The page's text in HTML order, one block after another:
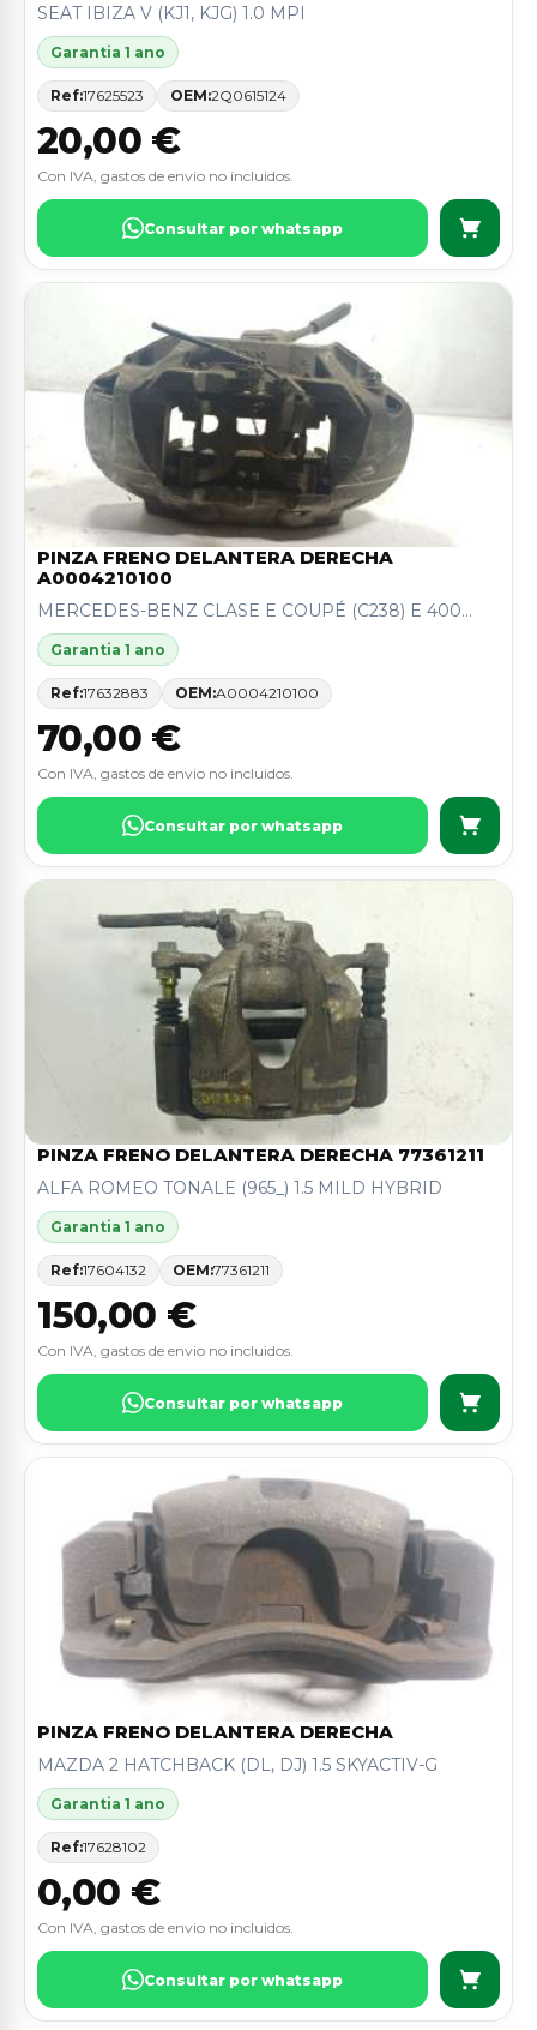
SEAT IBIZA V (KJ1, KJG) 1.0 MPI
Garantia 1 ano
Ref:17625523 OEM:2Q0615124
20,00 €
Con IVA, gastos de envio no incluidos.
Consultar por whatsapp
PINZA FRENO DELANTERA DERECHA
A0004210100
MERCEDES-BENZ CLASE E COUPÉ (C238) E 400...
Garantia 1 ano
Ref:17632883 OEM:A0004210100
70,00 €
Con IVA, gastos de envio no incluidos.
Consultar por whatsapp
PINZA FRENO DELANTERA DERECHA 77361211
ALFA ROMEO TONALE (965_) 1.5 MILD HYBRID
Garantia 1 ano
Ref:17604132 OEM:77361211
150,00 €
Con IVA, gastos de envio no incluidos.
Consultar por whatsapp
PINZA FRENO DELANTERA DERECHA
MAZDA 2 HATCHBACK (DL, DJ) 1.5 SKYACTIV-G
Garantia 1 ano
Ref:17628102
0,00 €
Con IVA, gastos de envio no incluidos.
Consultar por whatsapp